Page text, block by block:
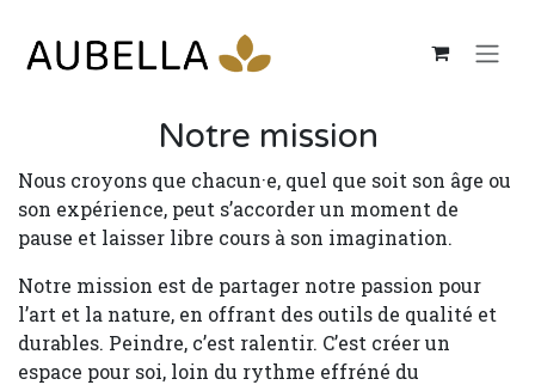
Notre mission
Nous croyons que chacun·e, quel que soit son âge ou
son expérience, peut s’accorder un moment de
pause et laisser libre cours à son imagination.
Notre mission est de partager notre passion pour
l’art et la nature, en offrant des outils de qualité et
durables. Peindre, c’est ralentir. C’est créer un
espace pour soi, loin du rythme effréné du